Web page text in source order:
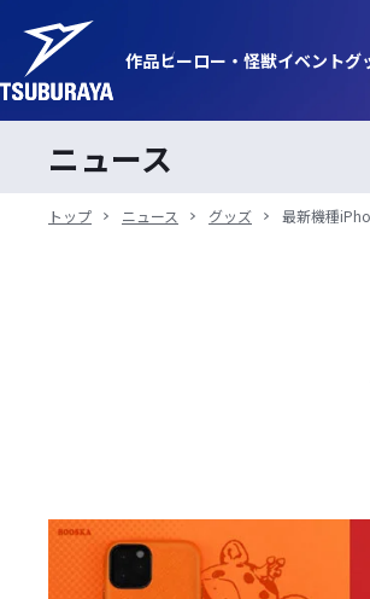
作品ヒーロー・ 怪獣イベントグ
ニュース
トップ ニュース グッズ 最新機種